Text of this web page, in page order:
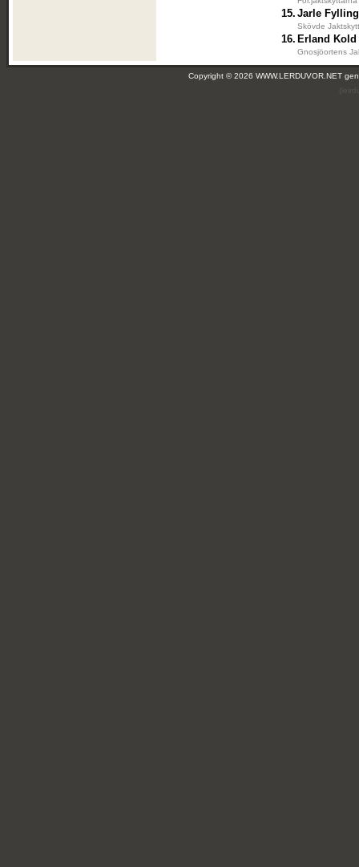
15. Jarle
Skövde
16. Erland Kold
Gnosjöortens
Copyright © 2026 WWW.LERDUVOR.NET